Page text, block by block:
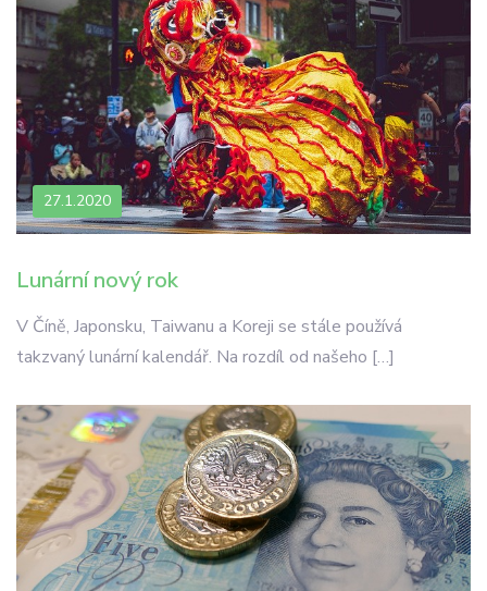
27.1.2020
Lunární nový rok
V Číně, Japonsku, Taiwanu a Koreji se stále používá
takzvaný lunární kalendář. Na rozdíl od našeho […]